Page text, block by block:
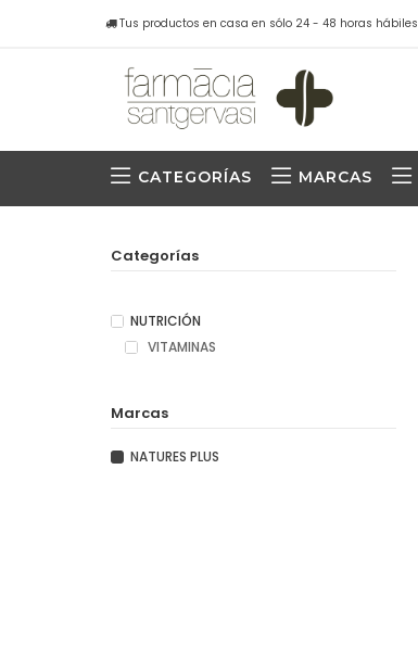
Tus productos en casa en sólo 24 - 48 horas hábiles
CATEGORÍAS MARCAS
Categorías
NUTRICIÓN
VITAMINAS
Marcas
NATURES PLUS